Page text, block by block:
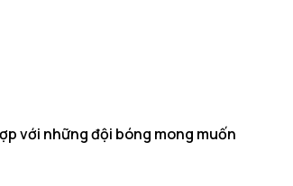
với những đội bóng mong muốn